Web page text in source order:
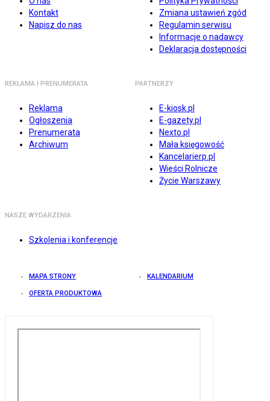
Kontakt
Napisz do nas
Zmiana ustawień zgód
Regulamin serwisu
Informacje o nadawcy
Deklaracja dostępności
REKLAMA I PRENUMERATA
Reklama
Ogłoszenia
Prenumerata
Archiwum
PARTNERZY
E-kiosk.pl
E-gazety.pl
Nexto.pl
Mała księgowość
Kancelarierp.pl
Wieści Rolnicze
Życie Warszawy
NASZE WYDARZENIA
Szkolenia i konferencje
MAPA STRONY KALENDARIUM
OFERTA PRODUKTOWA